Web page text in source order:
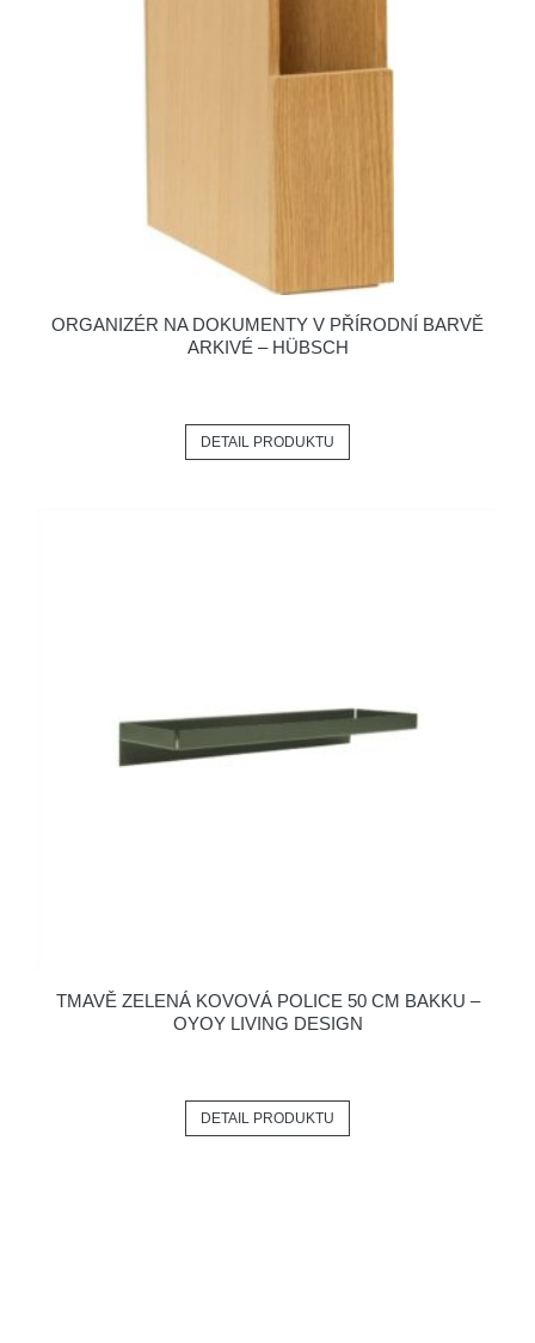
ORGANIZÉR NA DOKUMENTY V PŘÍRODNÍ BARVĚ
ARKIVÉ – HÜBSCH
DETAIL PRODUKTU
TMAVĚ ZELENÁ KOVOVÁ POLICE 50 CM BAKKU –
OYOY LIVING DESIGN
DETAIL PRODUKTU